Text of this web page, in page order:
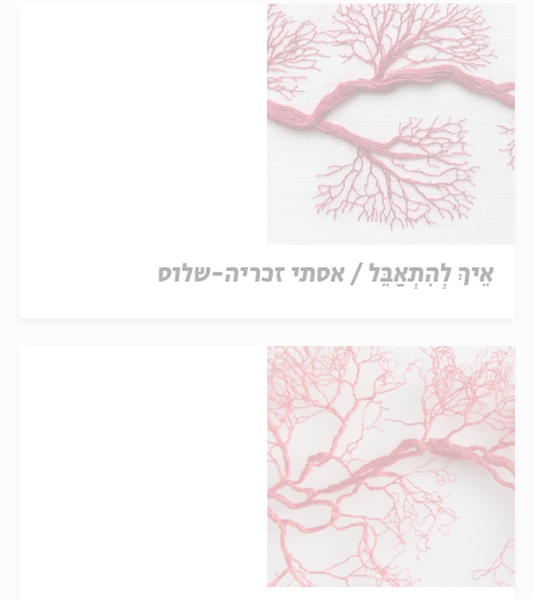
אֵיךְ לְהִתְאַבֵּל / אסתי זכריה-שלוס